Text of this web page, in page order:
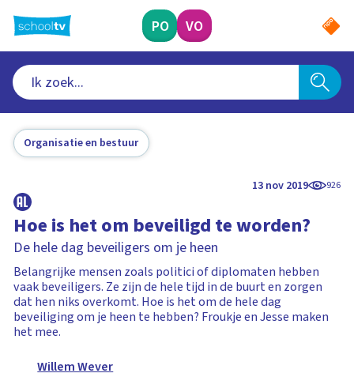
naar
hoofdinhoud
PO VO
Organisatie en bestuur
13 nov 2019 926
Hoe is het om beveiligd te worden?
De hele dag beveiligers om je heen
Belangrijke mensen zoals politici of diplomaten hebben
vaak beveiligers. Ze zijn de hele tijd in de buurt en zorgen
dat hen niks overkomt. Hoe is het om de hele dag
beveiliging om je heen te hebben? Froukje en Jesse maken
het mee.
Willem Wever